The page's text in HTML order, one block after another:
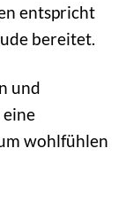
entspricht
bereitet.
und
wohlfühlen